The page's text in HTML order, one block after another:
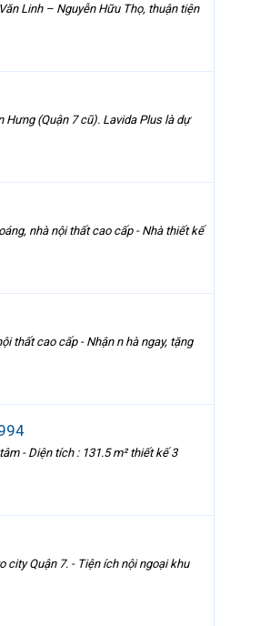
Linh – Nguyễn Hữu Thọ, thuận tiện
(Quận 7 cũ). Lavida Plus là dự
nhà nội thất cao cấp - Nhà thiết kế
thất cao cấp - Nhận n hà ngay, tặng
- Diện tích : 131.5 m² thiết kế 3
city Quận 7. - Tiện ích nội ngoại khu